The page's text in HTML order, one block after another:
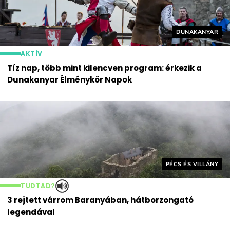
Helyszín
DUNAKANYAR
AKTÍV
Tíz nap, több mint kilencven program: érkezik a
Dunakanyar Élménykör Napok
Helyszín címkék:
PÉCS ÉS VILLÁNY
TUDTAD?
3 rejtett várrom Baranyában, hátborzongató
legendával